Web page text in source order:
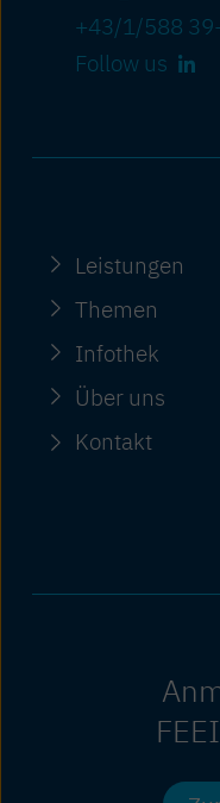
+43/1/588
Follow us
Leistungen
Themen
Infothek
Über uns
Kontakt